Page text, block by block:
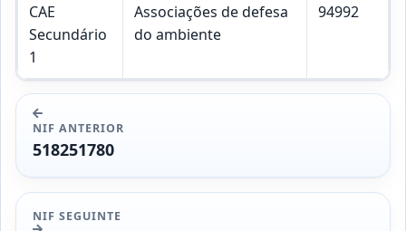
CAE
Secundário
1
Associações de defesa
do ambiente
94992
NIF ANTERIOR
518251780
NIF SEGUINTE